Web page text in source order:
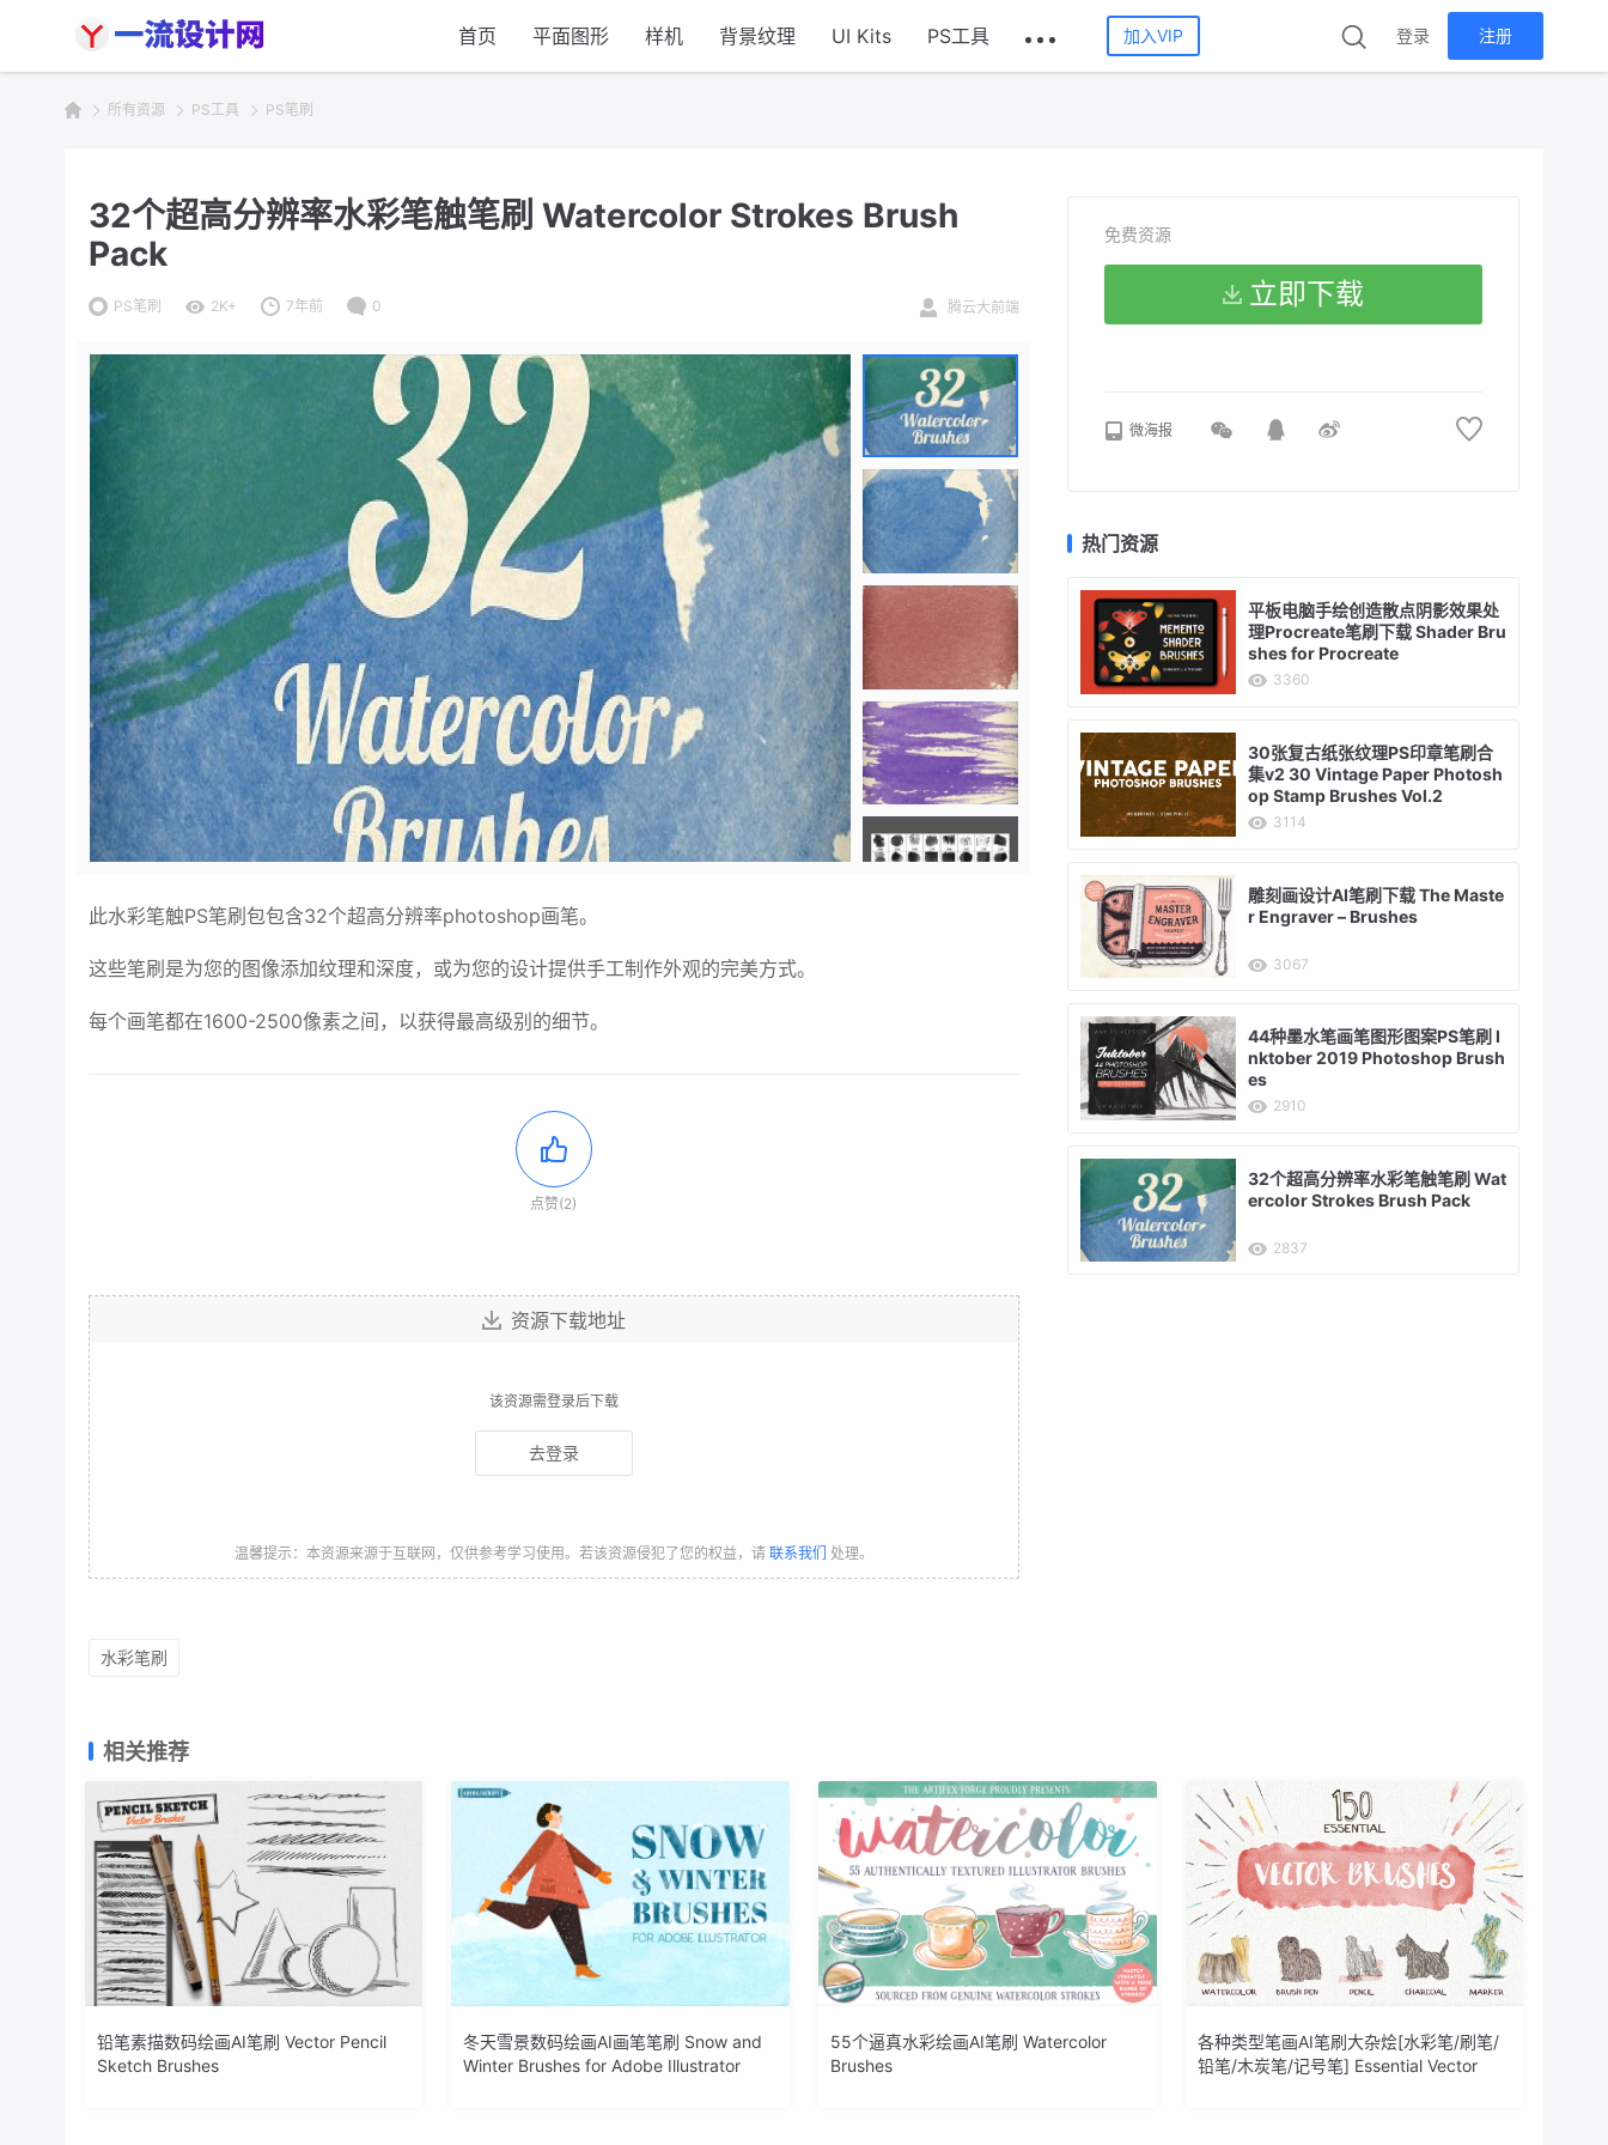
首页 平面图形 样机 背景纹理 UI Kits PS工具 加入VIP 登录 注册
所有资源 PS工具 PS笔刷
32个超高分辨率水彩笔触笔刷 Watercolor Strokes Brush
Pack
PS笔刷 2K+ 7年前 0 腾云大前端
此水彩笔触PS笔刷包包含32个超高分辨率photoshop画笔。
这些笔刷是为您的图像添加纹理和深度，或为您的设计提供手工制作外观的完美方式。
每个画笔都在1600-2500像素之间，以获得最高级别的细节。
点赞(2)
资源下载地址
该资源需登录后下载
去登录
温馨提示：本资源来源于互联网，仅供参考学习使用。若该资源侵犯了您的权益，请 联系我们 处理。
免费资源
立即下载
微海报
热门资源
平板电脑手绘创造散点阴影效果处
理Procreate笔刷下载 Shader Bru
shes for Procreate
3360
30张复古纸张纹理PS印章笔刷合
集v2 30 Vintage Paper Photosh
op Stamp Brushes Vol.2
3114
雕刻画设计AI笔刷下载 The Maste
r Engraver – Brushes
3067
44种墨水笔画笔图形图案PS笔刷 I
nktober 2019 Photoshop Brush
es
2910
32个超高分辨率水彩笔触笔刷 Wat
ercolor Strokes Brush Pack
2837
水彩笔刷
相关推荐
铅笔素描数码绘画AI笔刷 Vector Pencil
Sketch Brushes
冬天雪景数码绘画AI画笔笔刷 Snow and
Winter Brushes for Adobe Illustrator
55个逼真水彩绘画AI笔刷 Watercolor
Brushes
各种类型笔画AI笔刷大杂烩[水彩笔/刷笔/
铅笔/木炭笔/记号笔] Essential Vector